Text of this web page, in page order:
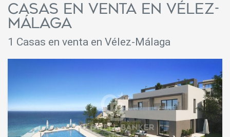
Casas en venta en Vélez-
Málaga
1 Casas en venta en Vélez-Málaga